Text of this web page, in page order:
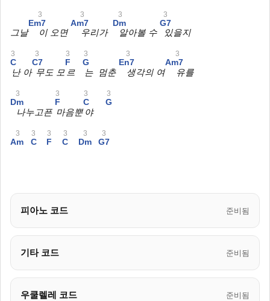
그날
Em7
3
이 오면
Am7
3
우리가
Dm
3
알아볼 수
G7
3
있을지
C
3
난 아
C7
3
무도 모
F
3
르
G
3
는 멈춘
En7
3
생각의 여
Am7
3
유를
Dm
3
나누고픈
F
3
마음뿐
C
3
야
G
3
Am
3
C
3
F
3
C
3
Dm
3
G7
3
피아노 코드 준비됨
기타 코드 준비됨
우쿨렐레 코드 준비됨